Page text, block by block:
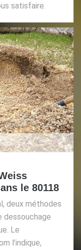
satisfaire.
le 80118
deux méthodes
dessouchage
Le
l’indique,